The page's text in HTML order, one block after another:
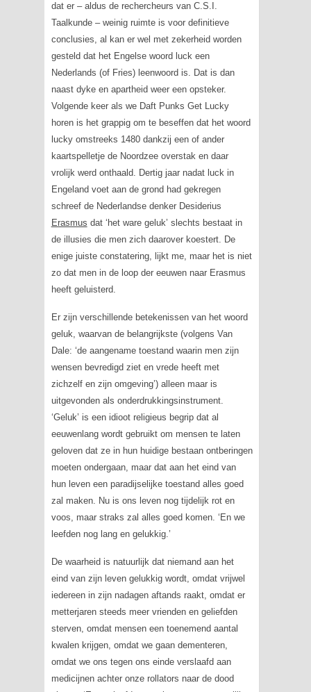
dat er – aldus de rechercheurs van C.S.I.
Taalkunde – weinig ruimte is voor definitieve
conclusies, al kan er wel met zekerheid worden
gesteld dat het Engelse woord luckeen
Nederlands (of Fries) leenwoord is. Dat is dan
naast dykeen apartheid weer een opsteker.
Volgende keer als we Daft Punks Get Lucky
horen is het grappig om te beseffen dat het woord
luckyomstreeks 1480 dankzij een of ander
kaartspelletje de Noordzee overstak en daar
vrolijk werd onthaald. Dertig jaar nadat luckin
Engeland voet aan de grond had gekregen
schreef de Nederlandse denker Desiderius
Erasmus dat ‘het ware geluk’ slechts bestaat in
de illusies die men zich daarover koestert. De
enige juiste constatering, lijkt me, maar het is niet
zo dat men in de loop der eeuwen naar Erasmus
heeft geluisterd.
Er zijn verschillende betekenissen van het woord
geluk, waarvan de belangrijkste (volgens Van
Dale: ‘de aangename toestand waarin men zijn
wensen bevredigd ziet en vrede heeft met
zichzelf en zijn omgeving’) alleen maar is
uitgevonden als onderdrukkingsinstrument.
‘Geluk’ is een idioot religieus begrip dat al
eeuwenlang wordt gebruikt om mensen te laten
geloven dat ze in hun huidige bestaan ontberingen
moeten ondergaan, maar dat aan het eind van
hun leven een paradijselijke toestand alles goed
zal maken. Nu is ons leven nog tijdelijk rot en
voos, maar straks zal alles goed komen. ‘En we
leefden nog lang en gelukkig.’
De waarheid is natuurlijk dat niemand aan het
eind van zijn leven gelukkig wordt, omdat vrijwel
iedereen in zijn nadagen aftands raakt, omdat er
metterjaren steeds meer vrienden en geliefden
sterven, omdat mensen een toenemend aantal
kwalen krijgen, omdat we gaan dementeren,
omdat we ons tegen ons einde verslaafd aan
medicijnen achter onze rollators naar de dood